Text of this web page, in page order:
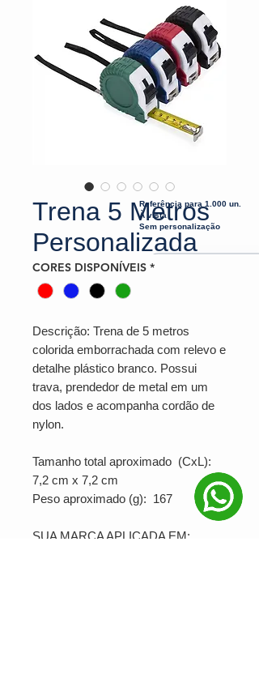
Trena 5 Metros
Personalizada
CORES DISPONÍVEIS *
Descrição: Trena de 5 metros
colorida emborrachada com relevo e
detalhe plástico branco. Possui
trava, prendedor de metal em um
dos lados e acompanha cordão de
nylon.
Tamanho total aproximado (CxL):
7,2 cm x 7,2 cm
Peso aproximado (g): 167
SUA MARCA APLICADA EM:
Referência para 1.000 un.
À vista
Sem personalização